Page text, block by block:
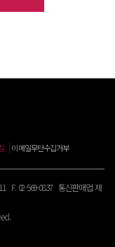
이메일무단수집거부
F. 02-569-0837 통신판매업 제